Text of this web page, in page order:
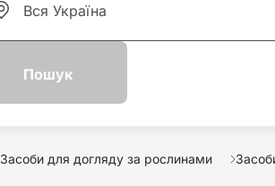
Засоби для догляду за рослинами